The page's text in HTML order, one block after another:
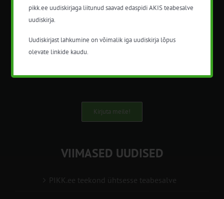
Nõuandeteenistuse nimetuse alt
korraldatalse põllu- ja maamajanduslikke
Kirjuta meile!
VIIMASED UUDISED
PIKK.ee teekond ühtsesse teabesalve
pikk.ee uudiskirjaga liitunud saavad edaspidi AKIS teabesalve
uudiskirja.
Uudiskirjast lahkumine on võimalik iga uudiskirja lõpus
olevate linkide kaudu.